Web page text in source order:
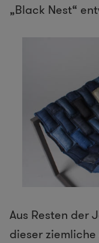
„Black Nest“
Aus Resten der
dieser ziemliche